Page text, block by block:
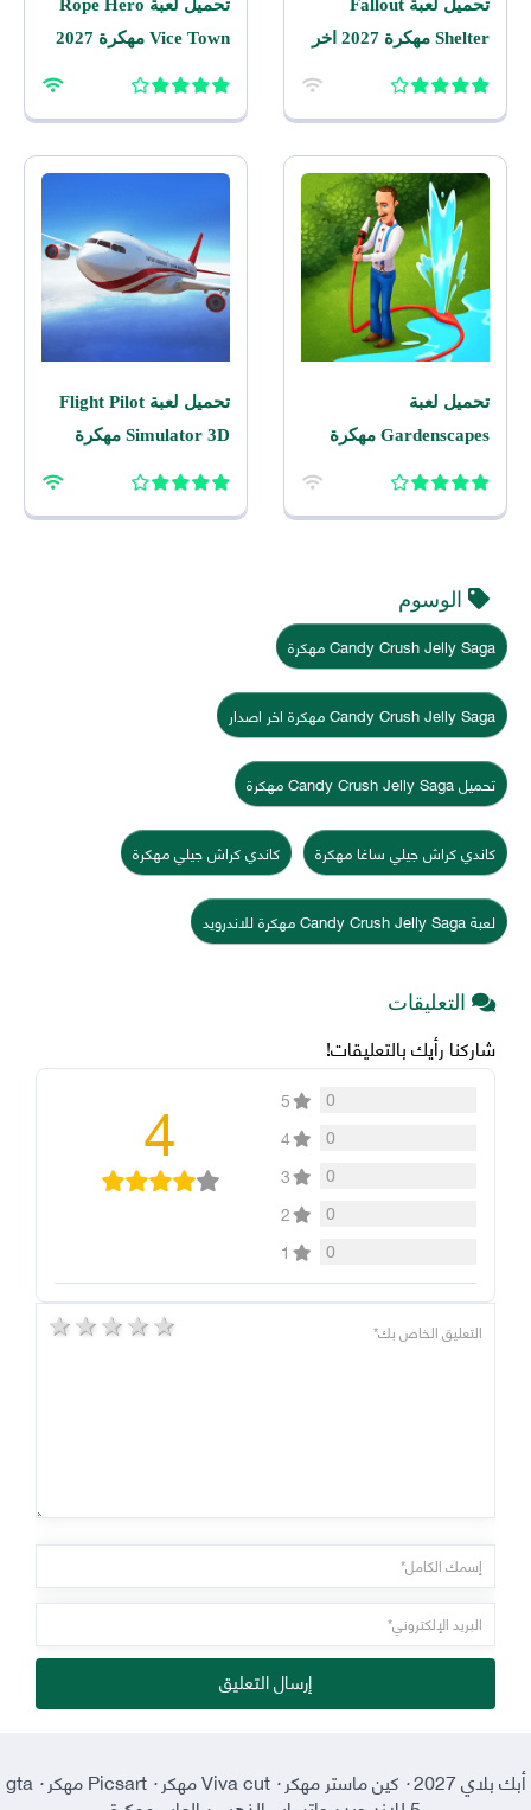
تحميل لعبة Fallout
Shelter مهكرة 2027 اخر
تحميل لعبة Rope Hero
Vice Town مهكرة 2027
تحميل لعبة
Gardenscapes مهكرة
تحميل لعبة Flight Pilot
Simulator 3D مهكرة
الوسوم
Candy Crush Jelly Saga مهكرة
Candy Crush Jelly Saga مهكرة اخر اصدار
تحميل Candy Crush Jelly Saga مهكرة
كاندي كراش جيلي ساغا مهكرة كاندي كراش جيلي مهكرة
لعبة Candy Crush Jelly Saga مهكرة للاندرويد
التعليقات
شاركنا رأيك بالتعليقات!
0
5
0
4
0
3
0
2
0
1
4
5 stars 4 stars 3 stars 2 stars 1 star
إرسال التعليق
أبك بلاي 2027 · كين ماستر مهكر·Viva cut مهكر ·Picsart مهكر ·
gta